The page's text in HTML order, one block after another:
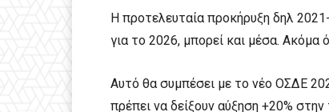
Η προτελευταία προκήρυξη δηλ
για το 2026, μπορεί και μέσα. Ακόμα
Αυτό θα συμπέσει με το νέο ΟΣΔΕ
πρέπει να δείξουν αύξηση +20%